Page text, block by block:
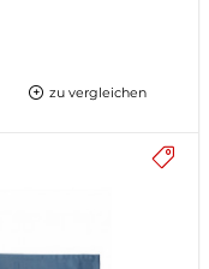
zu vergleichen